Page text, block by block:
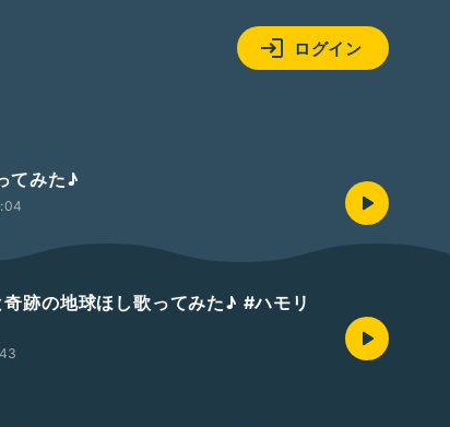
ログイン
てみた♪
跡の地球ほし歌ってみた♪ #ハモリ